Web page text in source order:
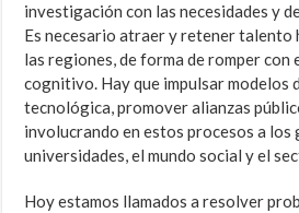
investigación con las necesidades y
Es necesario atraer y retener talento
las regiones, de forma de romper con
cognitivo. Hay que impulsar modelos
tecnológica, promover alianzas
involucrando en estos procesos a los
universidades, el mundo social y el
Hoy estamos llamados a resolver